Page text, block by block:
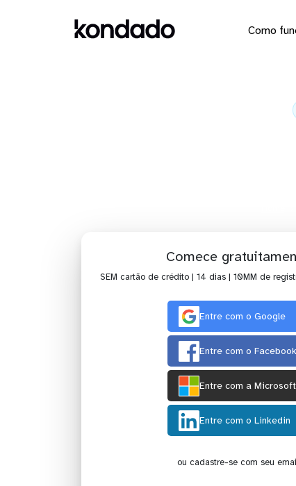
Como
Comece
SEM cartão de crédito | 14 dias | 10MM de
Entre com o Google
Entre com o Facebook
Entre com a Microsoft
Entre com o Linkedin
ou cadastre-se com seu